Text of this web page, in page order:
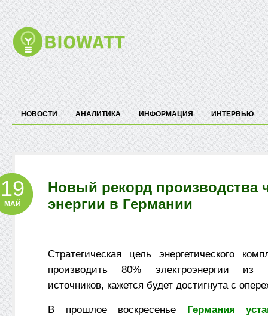
НОВОСТИ АНАЛИТИКА ИНФОРМАЦИЯ ИНТЕРВЬЮ
Новый рекорд производства
энергии в Германии
19
МАЙ
Стратегическая цель энергетического
производить 80% электроэнергии из
источников, кажется будет достигнута с
В прошлое воскресенье Германия